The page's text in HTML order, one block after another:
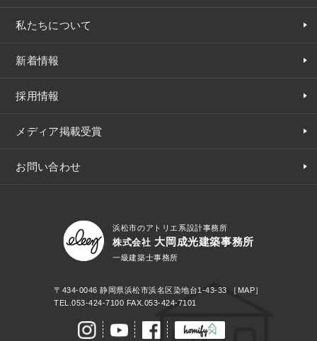
私たちについて
新着情報
採用情報
メディア掲載受賞
お問い合わせ
浜松市のアトリエ系設計事務所
株式会社 大岡成光建築事務所
一級建築士事務所
〒434-0046静岡県浜松市浜名区染地台1-43-33
［MAP］
TEL.053-424-7100 FAX.053-424-7101